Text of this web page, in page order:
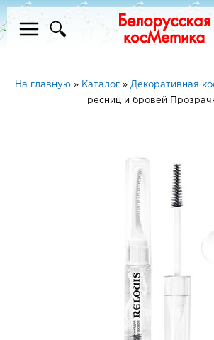
На главную» Каталог» Декоративная
ресниц и бровей